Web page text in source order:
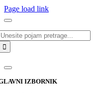
Page load link
IZBORNIK